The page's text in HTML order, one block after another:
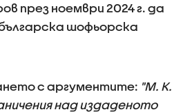
през ноември 2024 г. да
шофьорска
с аргументите: "М. К.
над издаденото